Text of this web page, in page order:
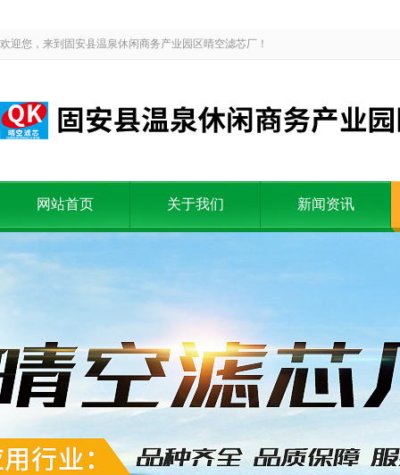
欢迎您，来到固安县温泉休闲商务产业园区晴空滤芯厂！
网站首页 关于我们 新闻资讯